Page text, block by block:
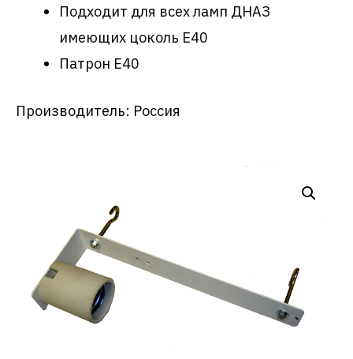
Подходит для всех ламп ДНАЗ
имеющих цоколь Е40
Патрон Е40
Производитель: Россия